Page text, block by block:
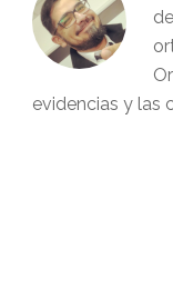
evidencias y las